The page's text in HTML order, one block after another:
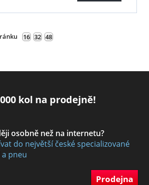
16 32 48
kol na prodejně!
osobně než na internetu?
do největší české specializované
pneu
Prodejna